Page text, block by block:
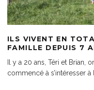
ILS VIVENT EN
FAMILLE DEPUIS 7
Il y a 20 ans, Téri et Brian,
commencé à s’intéresser à